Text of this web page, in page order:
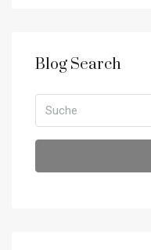
Blog Search